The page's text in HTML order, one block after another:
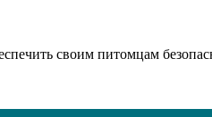
своим питомцам